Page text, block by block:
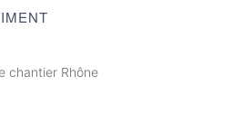
chantier Rhône